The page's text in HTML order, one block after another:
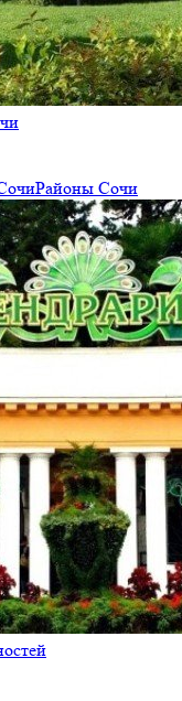
Районы Сочи